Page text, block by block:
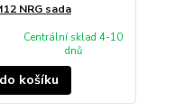
NRG sada
Centrální sklad 4-10
dnů
košíku